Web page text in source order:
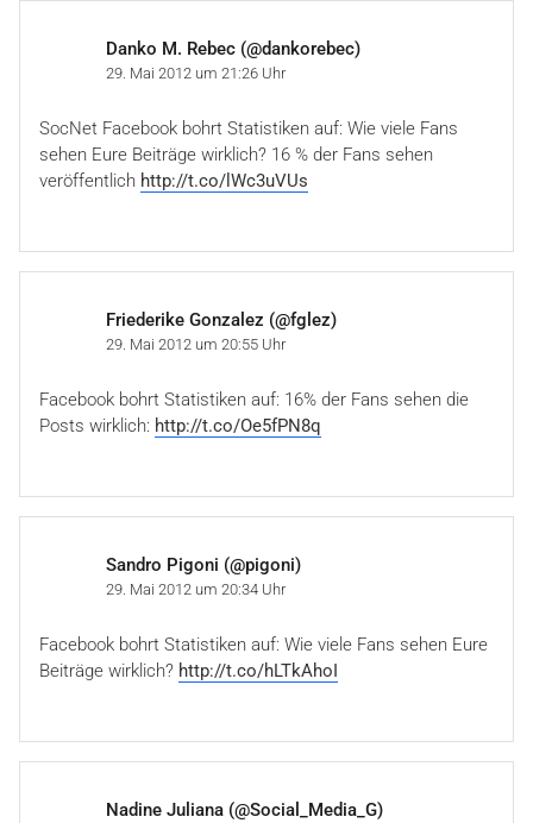
Danko M. Rebec (@dankorebec)
29. Mai 2012 um 21:26 Uhr
SocNet Facebook bohrt Statistiken auf: Wie viele Fans
sehen Eure Beiträge wirklich? 16 % der Fans sehen
veröffentlich http://t.co/lWc3uVUs
Friederike Gonzalez (@fglez)
29. Mai 2012 um 20:55 Uhr
Facebook bohrt Statistiken auf: 16% der Fans sehen die
Posts wirklich: http://t.co/Oe5fPN8q
Sandro Pigoni (@pigoni)
29. Mai 2012 um 20:34 Uhr
Facebook bohrt Statistiken auf: Wie viele Fans sehen Eure
Beiträge wirklich? http://t.co/hLTkAhoI
Nadine Juliana (@Social_Media_G)